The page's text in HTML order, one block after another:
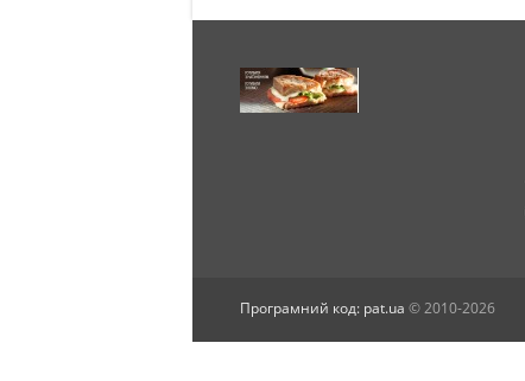
Програмний код: pat.ua © 2010-2026